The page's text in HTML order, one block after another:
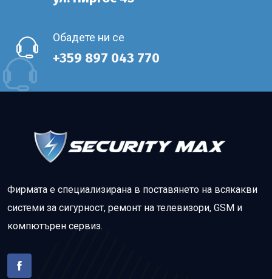
Обадете ни се
+359 897 043 770
Фирмата е специализирана в поставянето на всякакви
системи за сигурност, ремонт на телевизори, GSM и
компютърен сервиз.